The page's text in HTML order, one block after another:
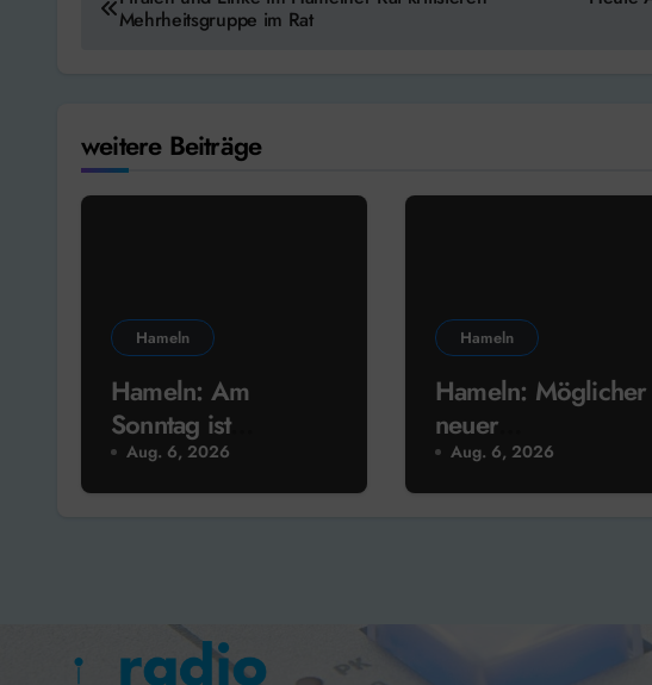
Mehrheitsgruppe im Rat
weitere Beiträge
Hameln
Hameln: Am
Sonntag ist
Sommerfest im
Museum
Aug. 6, 2026
Hameln
Hameln: Möglicher
neuer
Rathausstandort
Aug. 6, 2026